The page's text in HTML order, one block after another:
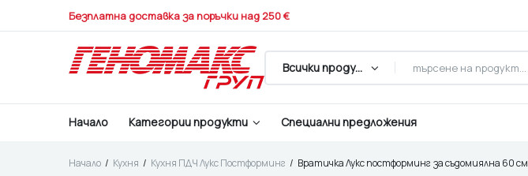
Безплатна доставка за поръчки над 250 €
Всички продукти
Начало Категории продукти Специални предложения
Начало Кухня Кухня ПДЧ Лукс Постформинг Вратичка Лукс постформинг за съдомиялна 60 см